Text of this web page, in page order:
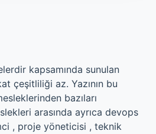
kapsamında sunulan
çeşitliliği az. Yazının bu
bazıları
arasında ayrıca devops
, proje yöneticisi , teknik